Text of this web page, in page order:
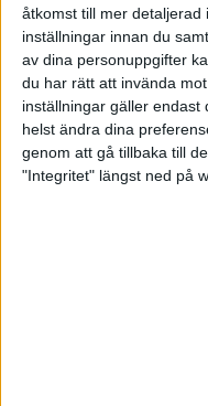
åtkomst till mer
inställningar innan du
av dina personuppgifter
du har rätt att invända
inställningar gäller endast
helst ändra dina
genom att gå tillbaka till
"Integritet" längst ned på